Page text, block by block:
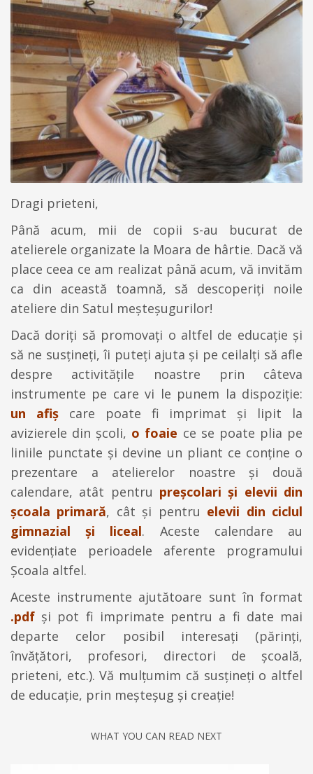
Dragi prieteni,
Până acum, mii de copii s-au bucurat de
atelierele organizate la Moara de hârtie. Dacă vă
place ceea ce am realizat până acum, vă invităm
ca din această toamnă, să descoperiți noile
ateliere din Satul meșteșugurilor!
Dacă doriți să promovați o altfel de educație și
să ne susțineți, îi puteți ajuta și pe ceilalți să afle
despre activitățile noastre prin câteva
instrumente pe care vi le punem la dispoziție:
un afișcare poate fi imprimat și lipit la
avizierele din școli, o foaie ce se poate plia pe
liniile punctate și devine un pliant ce conține o
prezentare a atelierelor noastre și două
calendare, atât pentru preșcolari și elevii din
școala primară, cât și pentru elevii din ciclul
gimnazial și liceal. Aceste calendare au
evidențiate perioadele aferente programului
Școala altfel.
Aceste instrumente ajutătoare sunt în format
.pdf și pot fi imprimate pentru a fi date mai
departe celor posibil interesați (părinți,
învățători, profesori, directori de școală,
prieteni, etc.). Vă mulțumim că susțineți o altfel
de educație, prin meșteșug și creație!
WHAT YOU CAN READ NEXT